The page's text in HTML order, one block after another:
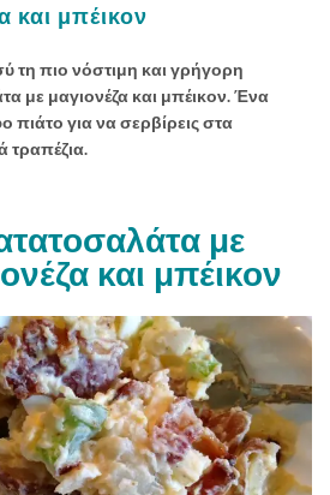
και μπέικον
τη πιο νόστιμη και γρήγορη
με μαγιονέζα και μπέικον. Ένα
για να σερβίρεις στα
τραπέζια.
με
και μπέικον